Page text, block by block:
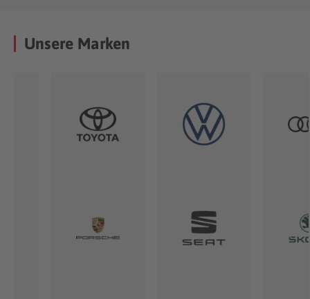
Unsere Marken